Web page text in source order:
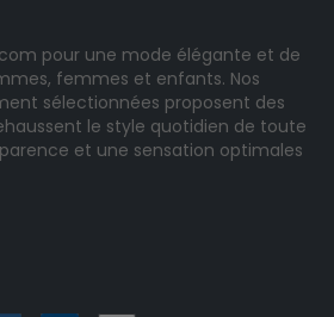
pour une mode élégante et de
femmes et enfants. Nos
sélectionnées proposent des
le style quotidien de toute
et une sensation optimales